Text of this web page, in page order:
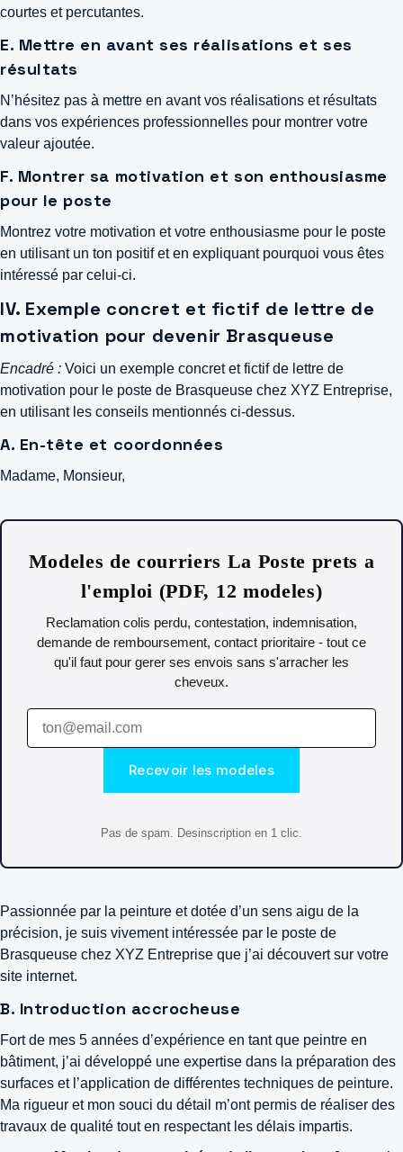
courtes et percutantes.
E. Mettre en avant ses réalisations et ses
résultats
N’hésitez pas à mettre en avant vos réalisations et résultats
dans vos expériences professionnelles pour montrer votre
valeur ajoutée.
F. Montrer sa motivation et son enthousiasme
pour le poste
Montrez votre motivation et votre enthousiasme pour le poste
en utilisant un ton positif et en expliquant pourquoi vous êtes
intéressé par celui-ci.
IV. Exemple concret et fictif de lettre de
motivation pour devenir Brasqueuse
Encadré : Voici un exemple concret et fictif de lettre de
motivation pour le poste de Brasqueuse chez XYZ Entreprise,
en utilisant les conseils mentionnés ci-dessus.
A. En-tête et coordonnées
Madame, Monsieur,
Modeles de courriers La Poste prets a
l'emploi (PDF, 12 modeles)
Reclamation colis perdu, contestation, indemnisation,
demande de remboursement, contact prioritaire - tout ce
qu'il faut pour gerer ses envois sans s'arracher les
cheveux.
Recevoir les modeles
Pas de spam. Desinscription en 1 clic.
Passionnée par la peinture et dotée d’un sens aigu de la
précision, je suis vivement intéressée par le poste de
Brasqueuse chez XYZ Entreprise que j’ai découvert sur votre
site internet.
B. Introduction accrocheuse
Fort de mes 5 années d’expérience en tant que peintre en
bâtiment, j’ai développé une expertise dans la préparation des
surfaces et l’application de différentes techniques de peinture.
Ma rigueur et mon souci du détail m’ont permis de réaliser des
travaux de qualité tout en respectant les délais impartis.